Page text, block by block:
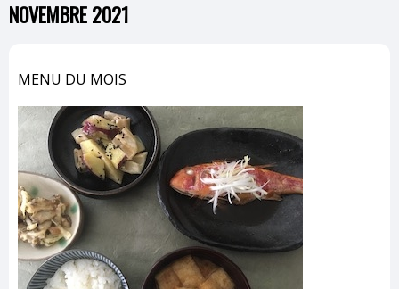
NOVEMBRE 2021
MENU DU MOIS